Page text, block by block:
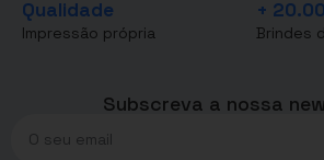
Qualidade
Impressão própria
+
Brindes
Subscreva a nossa